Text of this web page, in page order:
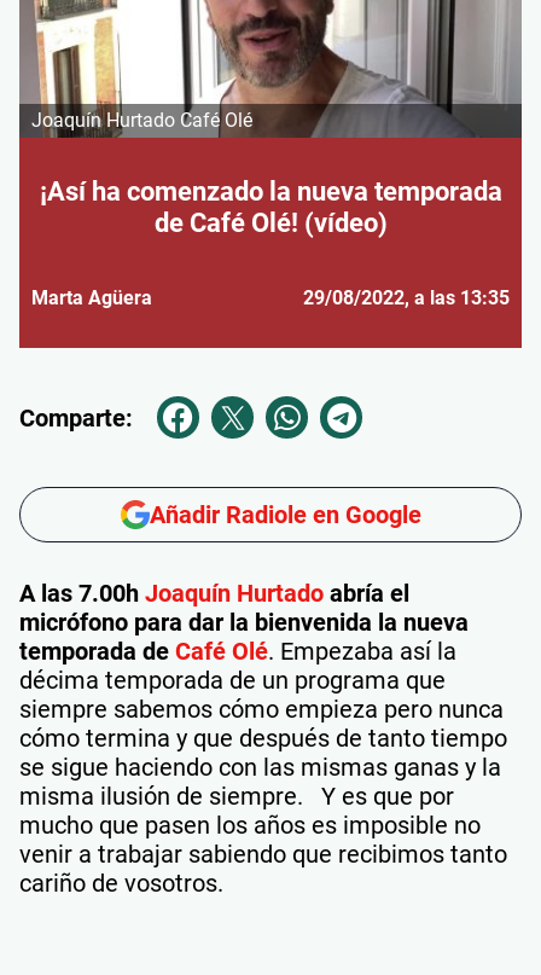
Joaquín Hurtado Café Olé
¡Así ha comenzado la nueva temporada
de Café Olé! (vídeo)
Marta Agüera 29/08/2022, a las 13:35
Comparte:
Añadir Radiole en Google
A las 7.00h Joaquín Hurtado abría el
micrófono para dar la bienvenida la nueva
temporada de Café Olé. Empezaba así la
décima temporada de un programa que
siempre sabemos cómo empieza pero nunca
cómo termina y que después de tanto tiempo
se sigue haciendo con las mismas ganas y la
misma ilusión de siempre. Y es que por
mucho que pasen los años es imposible no
venir a trabajar sabiendo que recibimos tanto
cariño de vosotros.